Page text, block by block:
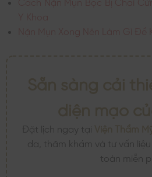
Đặt lịch ngay tại
da, thăm khám và tư vấn
toàn miễn